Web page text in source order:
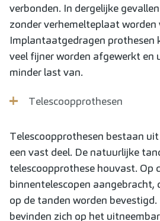
verbonden. In dergelijke
zonder verhemelteplaat worden
Implantaatgedragen prothesen
veel fijner worden afgewerkt en
minder last van.
Telescoopprothesen
Telescoopprothesen bestaan
een vast deel. De natuurlijke
telescoopprothese houvast. Op
binnentelescopen aangebracht,
op de tanden worden
bevinden zich op het